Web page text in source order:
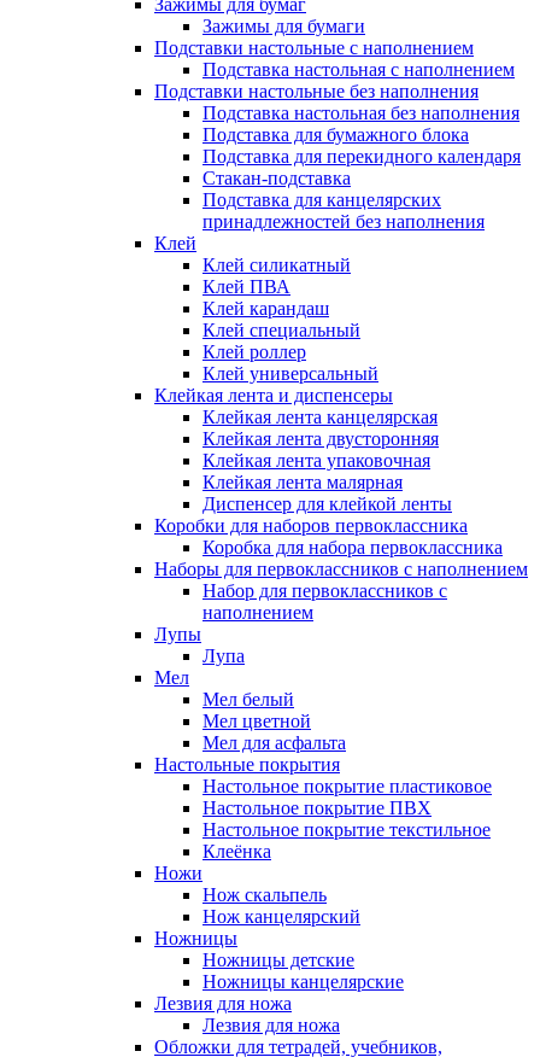
Зажимы для бумаг
Зажимы для бумаги
Подставки настольные с наполнением
Подставка настольная с наполнением
Подставки настольные без наполнения
Подставка настольная без наполнения
Подставка для бумажного блока
Подставка для перекидного календаря
Стакан-подставка
Подставка для канцелярских
принадлежностей без наполнения
Клей
Клей силикатный
Клей ПВА
Клей карандаш
Клей специальный
Клей роллер
Клей универсальный
Клейкая лента и диспенсеры
Клейкая лента канцелярская
Клейкая лента двусторонняя
Клейкая лента упаковочная
Клейкая лента малярная
Диспенсер для клейкой ленты
Коробки для наборов первоклассника
Коробка для набора первоклассника
Наборы для первоклассников с наполнением
Набор для первоклассников с
наполнением
Лупы
Лупа
Мел
Мел белый
Мел цветной
Мел для асфальта
Настольные покрытия
Настольное покрытие пластиковое
Настольное покрытие ПВХ
Настольное покрытие текстильное
Клеёнка
Ножи
Нож скальпель
Нож канцелярский
Ножницы
Ножницы детские
Ножницы канцелярские
Лезвия для ножа
Лезвия для ножа
Обложки для тетрадей, учебников,